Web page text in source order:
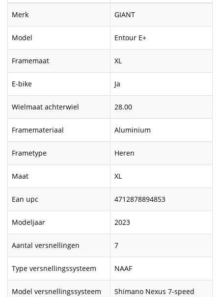
Merk GIANT
Model Entour E+
Framemaat XL
E-bike Ja
Wielmaat achterwiel 28.00
Framemateriaal Aluminium
Frametype Heren
Maat XL
Ean upc 4712878894853
Modeljaar 2023
Aantal versnellingen 7
Type versnellingssysteem NAAF
Model versnellingssysteem
Shimano Nexus 7-speed